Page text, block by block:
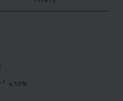
-1 ± 10%